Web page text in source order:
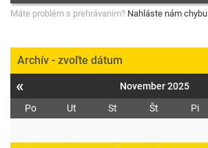
Máte problém s prehrávaním? Nahláste nám chybu
Archív - zvoľte dátum
« November 2025
Po Ut St Št Pi